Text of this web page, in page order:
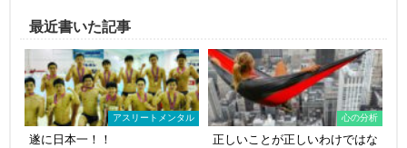
最近書いた記事
アスリートメンタル
遂に日本一！！
心の分析
正しいことが正しいわけではな